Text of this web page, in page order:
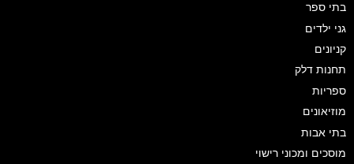
בתי ספר
גני ילדים
קניונים
תחנות דלק
ספריות
מוזיאונים
בתי אבות
מוסכים ומכוני רישוי